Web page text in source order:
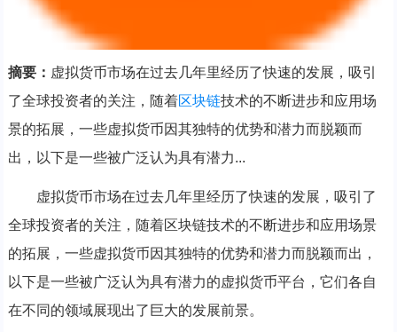
摘要： 虚拟货币市场在过去几年里经历了快速的发展，吸引
了全球投资者的关注，随着区块链技术的不断进步和应用场
景的拓展，一些虚拟货币因其独特的优势和潜力而脱颖而
出，以下是一些被广泛认为具有潜力...
虚拟货币市场在过去几年里经历了快速的发展，吸引了
全球投资者的关注，随着区块链技术的不断进步和应用场景
的拓展，一些虚拟货币因其独特的优势和潜力而脱颖而出，
以下是一些被广泛认为具有潜力的虚拟货币平台，它们各自
在不同的领域展现出了巨大的发展前景。